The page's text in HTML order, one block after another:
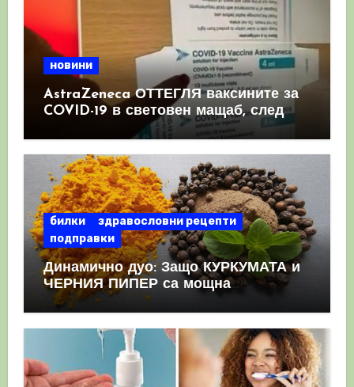
новини
AstraZeneca ОТТЕГЛЯ ваксините за
COVID-19 в световен мащаб, след
като призна, че те причиняват
билки
здравословни рецепти
подправки
Динамично дуо: Защо КУРКУМАТА и
ЧЕРНИЯ ПИПЕР са мощна
комбинация